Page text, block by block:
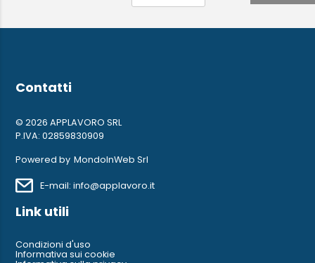
Contatti
© 2026 APPLAVORO SRL
P.IVA: 02859830909
Powered by MondoInWeb Srl
E-mail: info@applavoro.it
Link utili
Condizioni d'uso
Informativa sui cookie